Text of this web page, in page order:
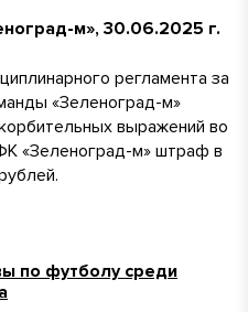
м», 30.06.2025 г.
регламента за
«Зеленоград-м»
выражений во
«Зеленоград-м» штраф в
по футболу среди